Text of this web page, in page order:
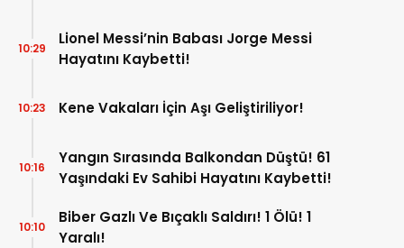
Lionel Messi’nin Babası Jorge Messi
Hayatını Kaybetti!
10:29
Kene Vakaları İçin Aşı Geliştiriliyor!
10:23
Yangın Sırasında Balkondan Düştü! 61
Yaşındaki Ev Sahibi Hayatını Kaybetti!
10:16
Biber Gazlı Ve Bıçaklı Saldırı! 1 Ölü! 1
Yaralı!
10:10